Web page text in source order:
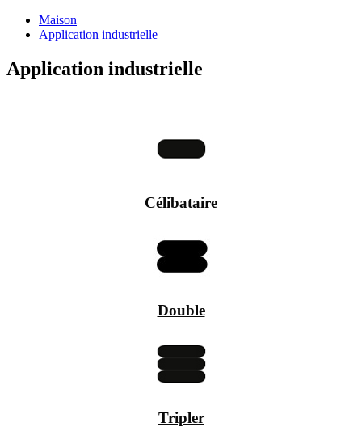
Maison
Application industrielle
Application industrielle
Célibataire
Double
Tripler